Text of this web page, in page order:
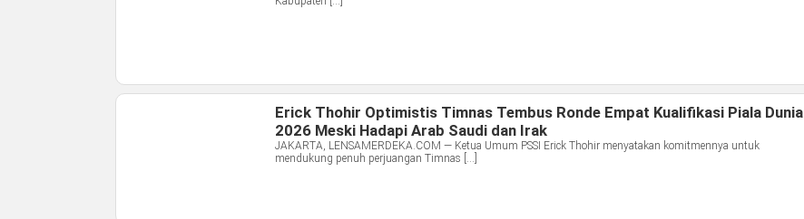
Erick Thohir Optimistis Timnas Tembus Ronde Empat Kualifikasi Piala Dunia
2026 Meski Hadapi Arab Saudi dan Irak
JAKARTA, LENSAMERDEKA.COM — Ketua Umum PSSI Erick Thohir menyatakan komitmennya untuk
mendukung penuh perjuangan Timnas […]